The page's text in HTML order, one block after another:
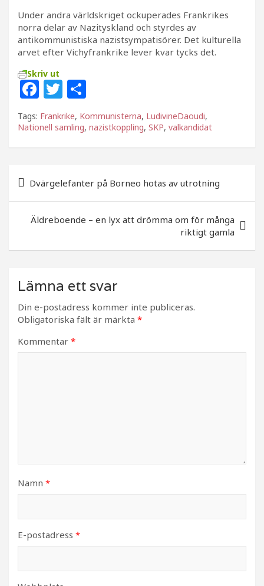
Under andra världskriget ockuperades Frankrikes
norra delar av Nazityskland och styrdes av
antikommunistiska nazistsympatisörer. Det kulturella
arvet efter Vichyfrankrike lever kvar tycks det.
Skriv ut
F
a
c
e
o
o
k
T
w
itt
e
el
a
Tags: Frankrike, Kommunisterna, LudivineDaoudi,
Nationell samling, nazistkoppling, SKP, valkandidat
Inläggsnavigering
Dvärgelefanter på Borneo hotas av utrotning
Äldreboende – en lyx att drömma om för många
riktigt gamla
Lämna ett svar
Din e-postadress kommer inte publiceras.
Obligatoriska fält är märkta *
Kommentar *
Namn *
E-postadress *